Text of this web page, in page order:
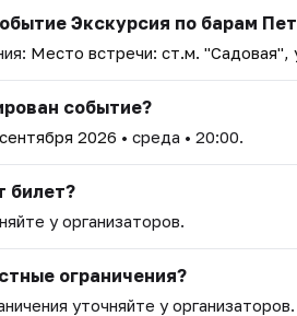
Экскурсия по барам
Место встречи: ст.м. "Садовая",
событие?
2026 • среда • 20:00.
билет?
у организаторов.
ограничения?
уточняйте у организаторов.